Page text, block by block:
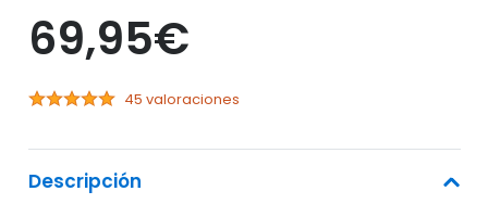
69,95€
45 valoraciones
Descripción